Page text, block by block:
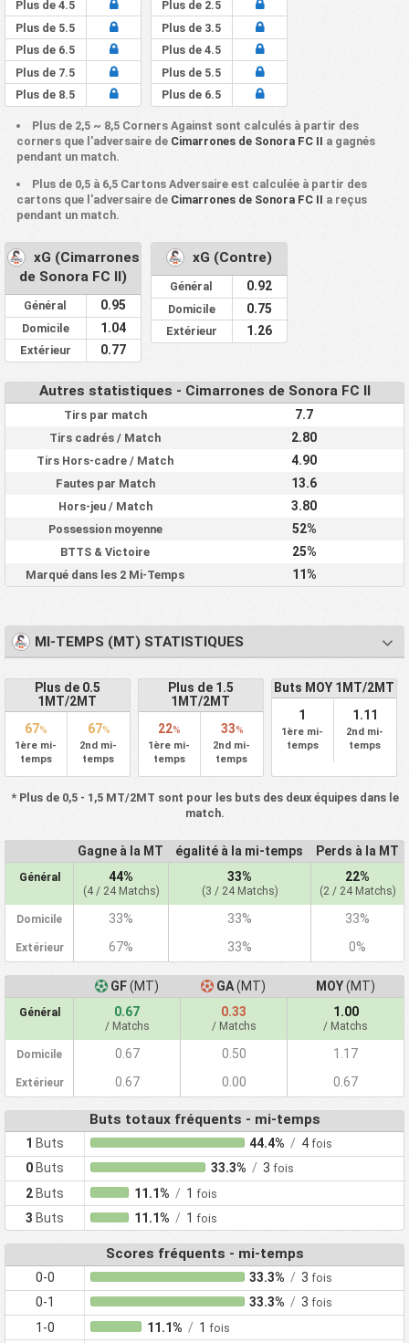
Plus de 4.5
Plus de 5.5
Plus de 6.5
Plus de 7.5
Plus de 8.5
Plus de 2.5
Plus de 3.5
Plus de 4.5
Plus de 5.5
Plus de 6.5
Plus de 2,5 ~ 8,5 Corners Against sont calculés à partir des
corners que l'adversaire de Cimarrones de Sonora FC II a gagnés
pendant un match.
Plus de 0,5 à 6,5 Cartons Adversaire est calculée à partir des
cartons que l'adversaire de Cimarrones de Sonora FC II a reçus
pendant un match.
xG (Cimarrones
de Sonora FC II)
Général 0.95
Domicile 1.04
Extérieur 0.77
xG (Contre)
Général 0.92
Domicile 0.75
Extérieur 1.26
Autres statistiques - Cimarrones de Sonora FC II
Tirs par match 7.7
Tirs cadrés / Match 2.80
Tirs Hors-cadre / Match 4.90
Fautes par Match 13.6
Hors-jeu / Match 3.80
Possession moyenne 52%
BTTS & Victoire 25%
Marqué dans les 2 Mi-Temps 11%
MI-TEMPS (MT) STATISTIQUES
Plus de 0.5
1MT/2MT
67%
1ère mi-
temps
67%
2nd mi-
temps
Plus de 1.5
1MT/2MT
22%
1ère mi-
temps
33%
2nd mi-
temps
Buts MOY 1MT/2MT
1
1ère mi-
temps
1.11
2nd mi-
temps
* Plus de 0,5 - 1,5 MT/2MT sont pour les buts des deux équipes dans le
match.
Gagne à la MT égalité à la mi-temps Perds à la MT
Général 44%
(4 / 24 Matchs)
33%
(3 / 24 Matchs)
22%
(2 / 24 Matchs)
Domicile 33% 33% 33%
Extérieur 67% 33% 0%
GF(MT) GA(MT) MOY(MT)
Général 0.67
/ Matchs
0.33
/ Matchs
1.00
/ Matchs
Domicile 0.67 0.50 1.17
Extérieur 0.67 0.00 0.67
Buts totaux fréquents - mi-temps
1 Buts 44.4% / 4fois
0 Buts 33.3% / 3 fois
2 Buts 11.1% / 1 fois
3 Buts 11.1% / 1 fois
Scores fréquents - mi-temps
0-0 33.3% / 3fois
0-1 33.3% / 3fois
1-0 11.1% / 1 fois